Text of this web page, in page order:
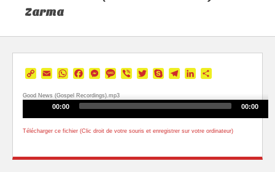
Zarma
CopyEmailWhatsApp
Facebook
Messenger
Message
ViberTwitterSkypeTelegramLinkedIn
Good News (Gospel Recordings).mp3
00:00 00:00
Télécharger ce fichier (Clic droit de votre souris et enregistrer sur votre ordinateur)